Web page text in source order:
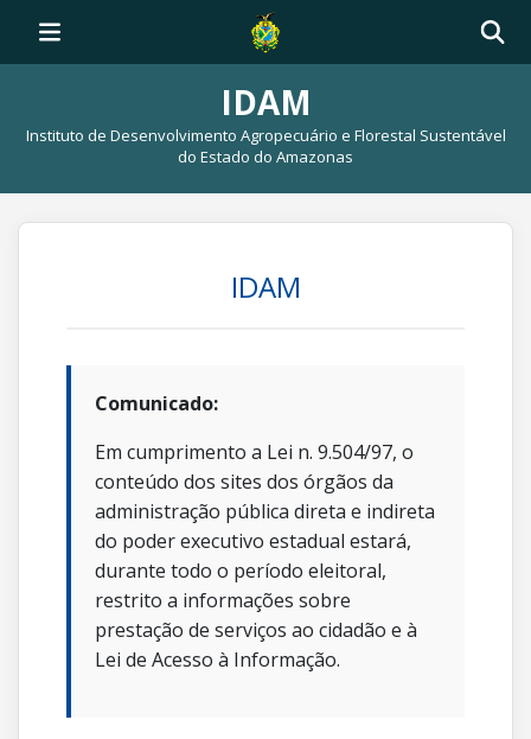
IDAM
Instituto de Desenvolvimento Agropecuário e Florestal Sustentável
do Estado do Amazonas
IDAM
Comunicado:
Em cumprimento a Lei n. 9.504/97, o
conteúdo dos sites dos órgãos da
administração pública direta e indireta
do poder executivo estadual estará,
durante todo o período eleitoral,
restrito a informações sobre
prestação de serviços ao cidadão e à
Lei de Acesso à Informação.